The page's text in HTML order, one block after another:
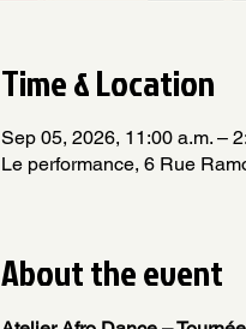
Time & Location
Sep 05, 2026, 11:00 a.m. –
Le performance, 6 Rue
About the event